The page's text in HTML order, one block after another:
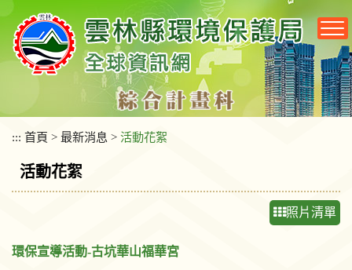
要
區
::: 首頁 > 最新消息 > 活動花絮
活動花絮
照片清單
環保宣導活動-古坑華山福華宮